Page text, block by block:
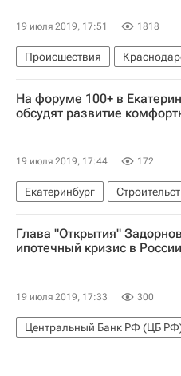
19 июля 2019, 17:51 1818
Происшествия
Криминал
На форуме 100+ в
обсудят развитие
19 июля 2019, 17:44 172
Екатеринбург
Городская среда
100+ Forum Russia 2019
Глава "Открытия"
ипотечный кризис в России
19 июля 2019, 17:33 300
Центральный Банк РФ (ЦБ
Михаил Задорнов (банкир)